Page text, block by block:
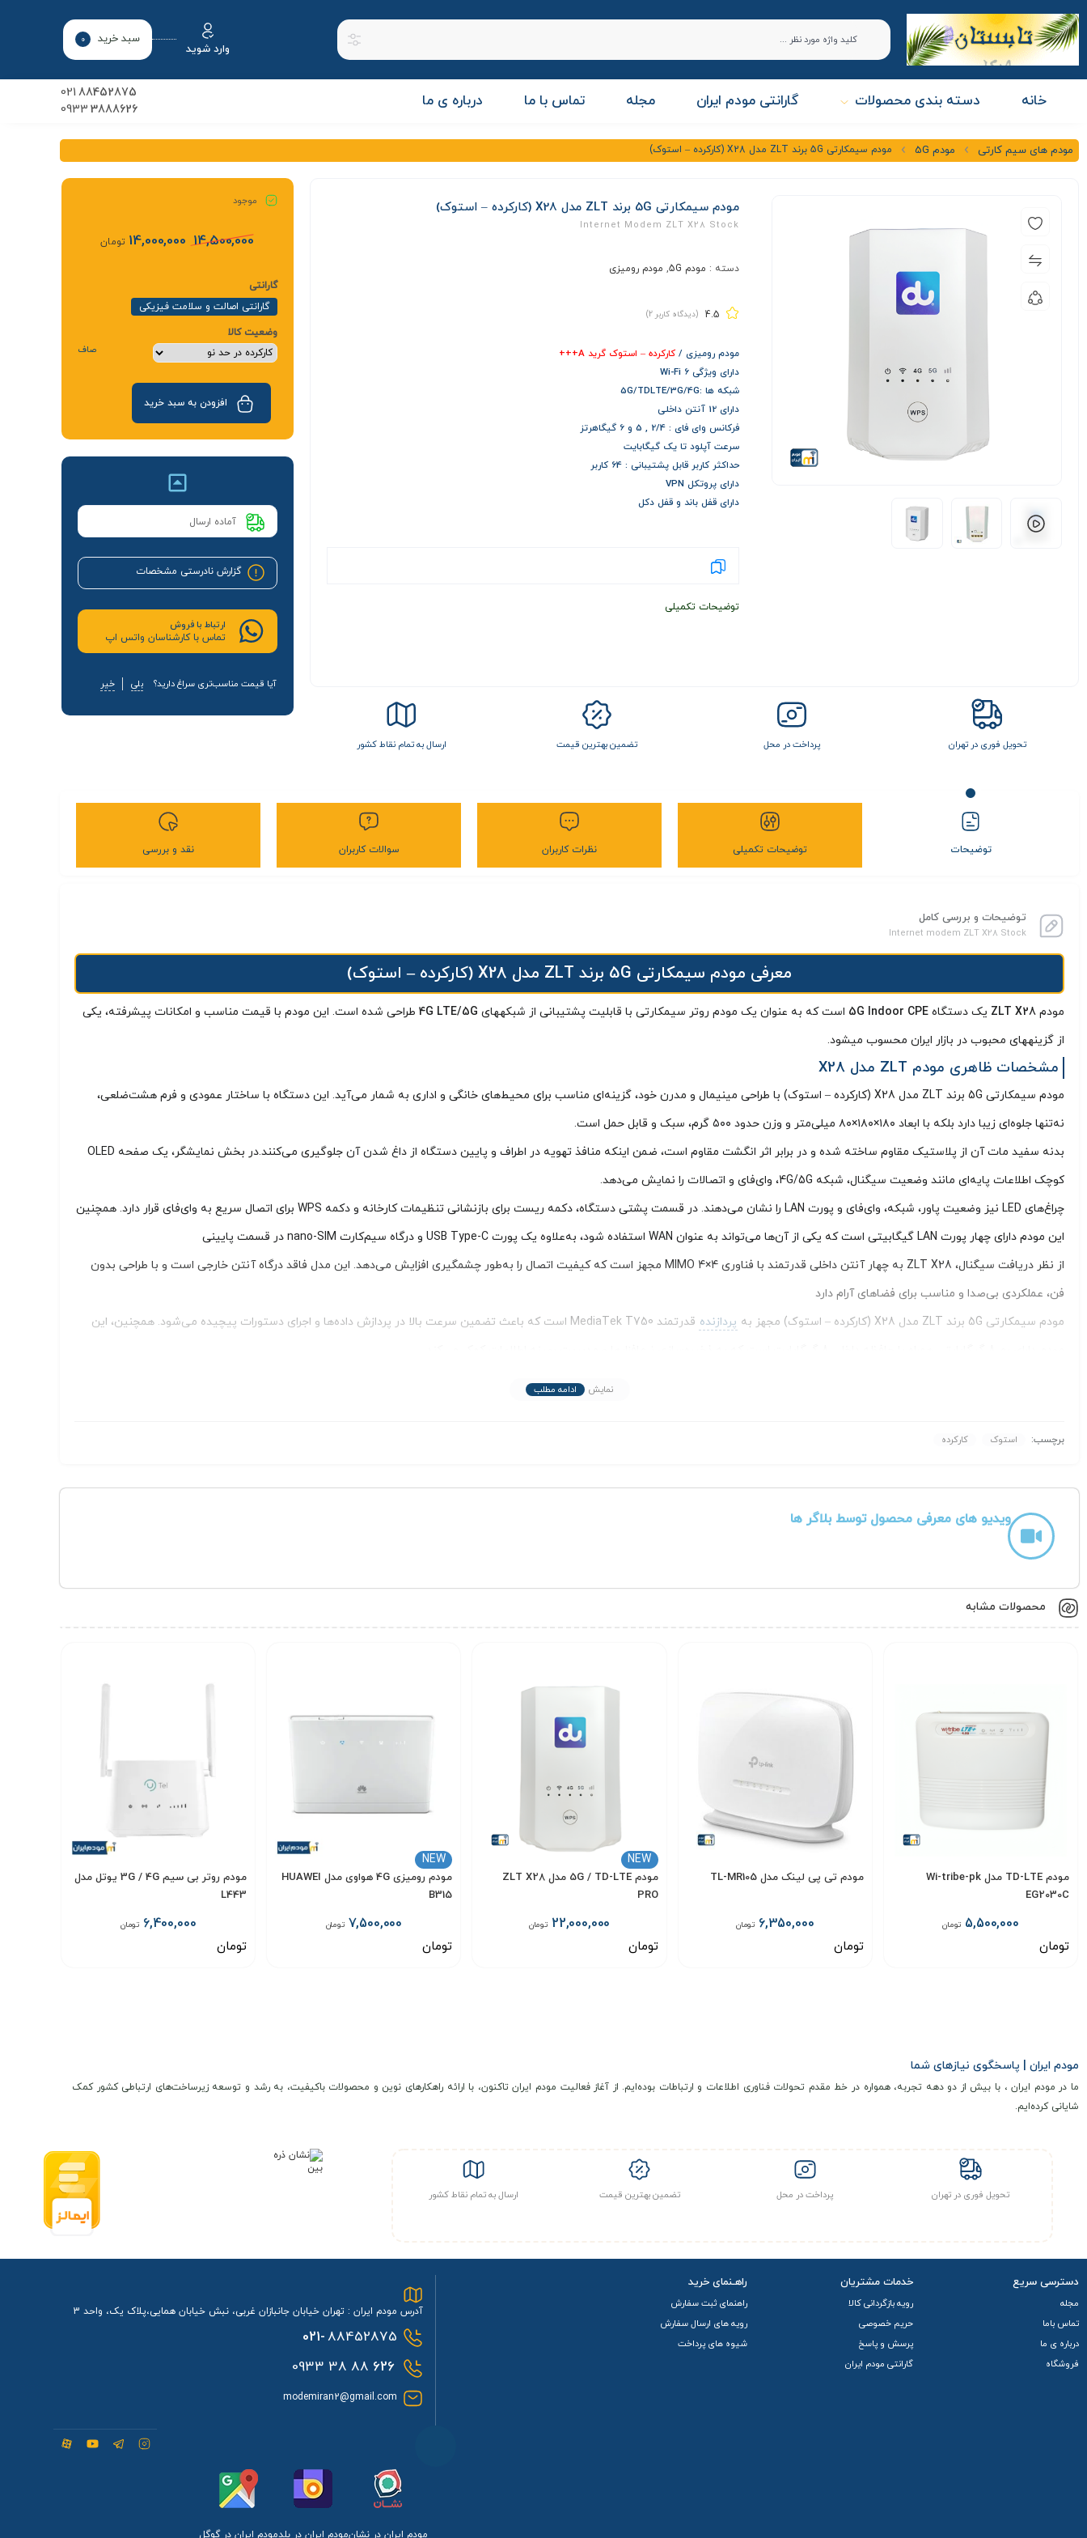
وارد شوید
سبد خرید 0
خانه دسته بندی محصولات گارانتی مودم ایران مجله تماس با ما درباره ی ما 88452875
021
3888626
0933
مودم های سیم کارتی مودم 5G مودم سیمکارتی 5G برند ZLT مدل X28 (کارکرده – استوک)
مودم سیمکارتی 5G برند ZLT مدل X28 (کارکرده – استوک)
Internet Modem ZLT X28 Stock
دسته : مودم 5G , مودم رومیزی
4.5 (دیدگاه کاربر 2
)
مودم رومیزی / کارکرده – استوک گرید A+++
دارای ویژگی Wi-Fi 6
شبکه ها :5G/TDLTE/3G/4G
دارای 12 آنتن داخلی
فرکانس وای فای : 2/4 , 5 و 6 گیگاهرتز
سرعت آپلود تا یک گیگابایت
حداکثر کاربر قابل پشتیبانی : 64 کاربر
دارای پروتکل VPN
دارای قفل باند و قفل دکل
توضیحات تکمیلی
تحویل فوری در تهران پرداخت در محل تضمین بهترین قیمت ارسال به تمام نقاط کشور
موجود
14,500,000
14,000,000 تومان
گارانتی
گارانتی اصالت و سلامت فیزیکی
وضعیت کالا
صاف
افزودن به سبد خرید
آماده ارسال
گزارش نادرستی مشخصات
ارتباط با فروش
تماس با کارشناسان واتس اپ
آیا قیمت مناسب‌تری سراغ دارید؟ بلی خیر
توضیحات توضیحات تکمیلی نظرات کاربران سوالات کاربران نقد و بررسی
توضیحات و بررسی کامل
Internet modem ZLT X28 Stock
معرفی مودم سیمکارتی 5G برند ZLT مدل X28 (کارکرده – استوک)
مودم ZLT X28 یک دستگاه 5G Indoor CPE است که به عنوان یک مودم روتر سیمکارتی با قابلیت پشتیبانی از شبکههای 4G LTE/5G طراحی شده است. این مودم با قیمت مناسب و امکانات پیشرفته، یکی
از گزینههای محبوب در بازار ایران محسوب میشود.
مشخصات ظاهری مودم ZLT مدل X28
مودم سیمکارتی 5G برند ZLT مدل X28 (کارکرده – استوک) با طراحی مینیمال و مدرن خود، گزینه‌ای مناسب برای محیط‌های خانگی و اداری به شمار می‌آید. این دستگاه با ساختار عمودی و فرم هشت‌ضلعی،
نه‌تنها جلوه‌ای زیبا دارد بلکه با ابعاد ۱۸۰×۱۸۰×۸۰ میلی‌متر و وزن حدود ۵۰۰ گرم، سبک و قابل حمل است.
بدنه سفید مات آن از پلاستیک مقاوم ساخته شده و در برابر اثر انگشت مقاوم است، ضمن اینکه منافذ تهویه در اطراف و پایین دستگاه از داغ شدن آن جلوگیری می‌کنند.در بخش نمایشگر، یک صفحه OLED
کوچک اطلاعات پایه‌ای مانند وضعیت سیگنال، شبکه 4G/5G، وای‌فای و اتصالات را نمایش می‌دهد.
چراغ‌های LED نیز وضعیت پاور، شبکه، وای‌فای و پورت LAN را نشان می‌دهند. در قسمت پشتی دستگاه، دکمه ریست برای بازنشانی تنظیمات کارخانه و دکمه WPS برای اتصال سریع به وای‌فای قرار دارد. همچنین
این مودم دارای چهار پورت LAN گیگابیتی است که یکی از آن‌ها می‌تواند به عنوان WAN استفاده شود، به‌علاوه یک پورت USB Type-C و درگاه سیم‌کارت nano-SIM در قسمت پایینی
از نظر دریافت سیگنال، ZLT X28 به چهار آنتن داخلی قدرتمند با فناوری MIMO 4×4 مجهز است که کیفیت اتصال را به‌طور چشمگیری افزایش می‌دهد. این مدل فاقد درگاه آنتن خارجی است و با طراحی بدون
فن، عملکردی بی‌صدا و مناسب برای فضاهای آرام دارد
مودم سیمکارتی 5G برند ZLT مدل X28 (کارکرده – استوک) مجهز به
پردازنده
قدرتمند MediaTek T750 است که باعث تضمین سرعت بالا در پردازش داده‌ها و اجرای دستورات پیچیده می‌شود. همچنین، این
جهت مشخصات دقیقمودم سیمکارتی 5G برند ZLT مدل X28
نمایش ادامه مطلب
برچسب: استوک کارکرده
ویدیو های معرفی محصول توسط بلاگر ها
محصولات مشابه
مودم TD-LTE مدل Wi-tribe-pk
EG2030C
5,500,000 تومان
تومان
مودم تی پی لینک مدل TL-MR105
6,350,000 تومان
تومان
NEW
مودم 5G / TD-LTE مدل ZLT X28
PRO
22,000,000 تومان
تومان
NEW
مودم رومیزی 4G هواوی مدل HUAWEI
B315
7,500,000 تومان
تومان
مودم روتر بی سیم 3G / 4G یوتل مدل
L443
6,400,000 تومان
تومان
مودم ایران | پاسخگوی نیازهای شما
ما در مودم ایران ، با بیش از دو دهه تجربه، همواره در خط مقدم تحولات فناوری اطلاعات و ارتباطات بوده‌ایم. از آغاز فعالیت مودم ایران تاکنون، با ارائه راهکارهای نوین و محصولات باکیفیت، به رشد و توسعه زیرساخت‌های ارتباطی کشور کمک
شایانی کرده‌ایم.
تحویل فوری در تهران پرداخت در محل تضمین بهترین قیمت ارسال به تمام نقاط کشور
دسترسی سریع
مجله
تماس باما
درباره ی ما
فروشگاه
خدمات مشتریان
رویه بازگردانی کالا
حریم خصوصی
پرسش و پاسخ
گارانتی مودم ایران
راهـنمای خرید
راهنمای ثبت سفارش
رویه های ارسال سفارش
شیوه های پرداخت
آدرس مودم ایران : تهران خیابان جانبازان غربی، نبش خیابان همایی،پلاک یک، واحد 3
021-88452875
626
88 38 0933
modemiran2@gmail.com
مودم ایران در نشانمودم ایران در بلدمودم ایران در گوگل